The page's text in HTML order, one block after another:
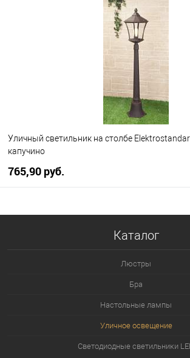
Уличный светильник на столбе
капучино
765,90 pуб.
Каталог
Люстры
Бра
Настольные лампы
Уличное освещение
Светодиодные светильники